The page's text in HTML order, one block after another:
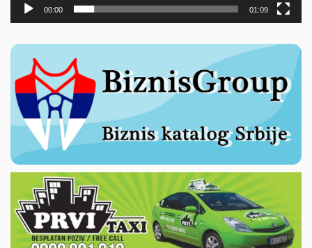
00:00 01:09